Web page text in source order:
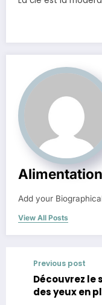
Add your
View All Posts
Previous post
Découvrez le
des yeux en